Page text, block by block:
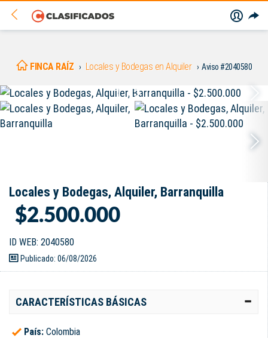
FINCA RAÍZ Locales y Bodegas en Alquiler Aviso #2040580
Locales y Bodegas, Alquiler, Barranquilla
$2.500.000
ID WEB: 2040580
Publicado: 06/08/2026
CARACTERÍSTICAS BÁSICAS
País: Colombia